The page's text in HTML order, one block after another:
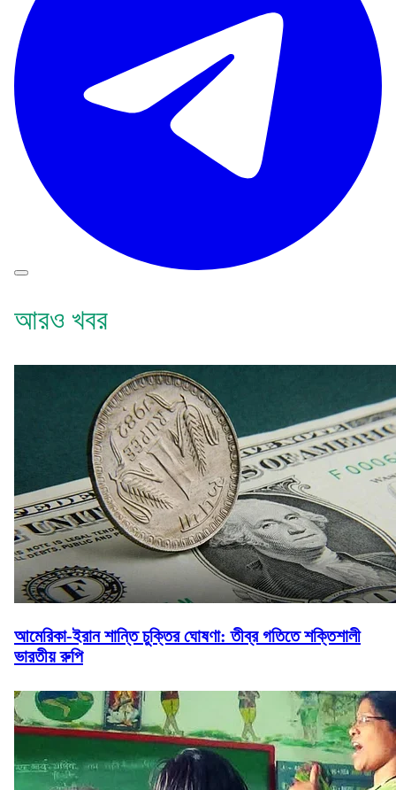
আরও খবর
আমেরিকা-ইরান শান্তি চুক্তির ঘোষণা: তীব্র গতিতে শক্তিশালী
ভারতীয় রুপি